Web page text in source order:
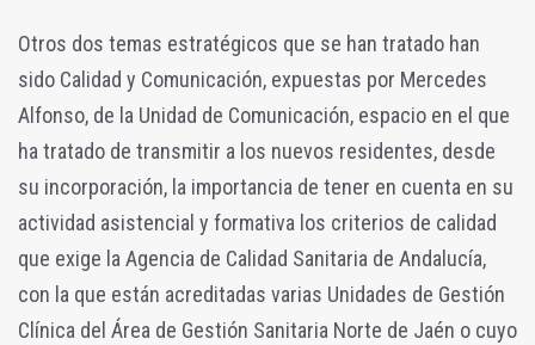
Otros dos temas estratégicos que se han tratado han
sido Calidad y Comunicación, expuestas por Mercedes
Alfonso, de la Unidad de Comunicación, espacio en el que
ha tratado de transmitir a los nuevos residentes, desde
su incorporación, la importancia de tener en cuenta en su
actividad asistencial y formativa los criterios de calidad
que exige la Agencia de Calidad Sanitaria de Andalucía,
con la que están acreditadas varias Unidades de Gestión
Clínica del Área de Gestión Sanitaria Norte de Jaén o cuyo